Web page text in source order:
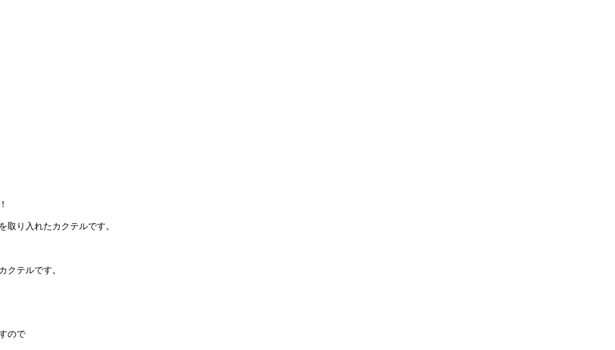
り入れたカクテルです。
クテルです。
ので